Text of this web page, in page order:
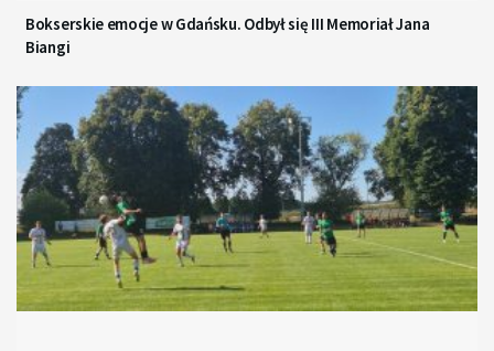
Bokserskie emocje w Gdańsku. Odbył się III Memoriał Jana
Biangi